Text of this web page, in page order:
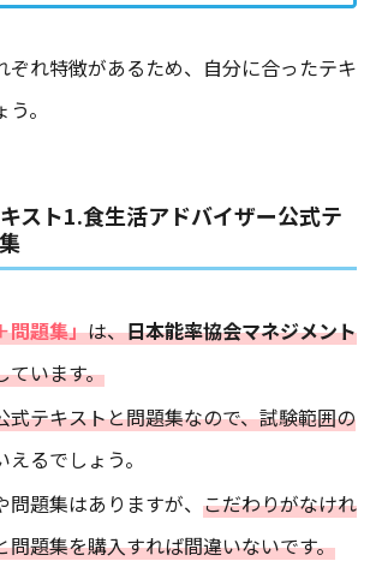
ぞれ特徴があるため、自分に合ったテキ
。
スト1.食生活アドバイザー公式テ
問題集」は、日本能率協会マネジメント
ています。
式テキストと問題集なので、試験範囲の
えるでしょう。
題集はありますが、 こだわりがなけれ
問題集を購入すれば間違いないです。